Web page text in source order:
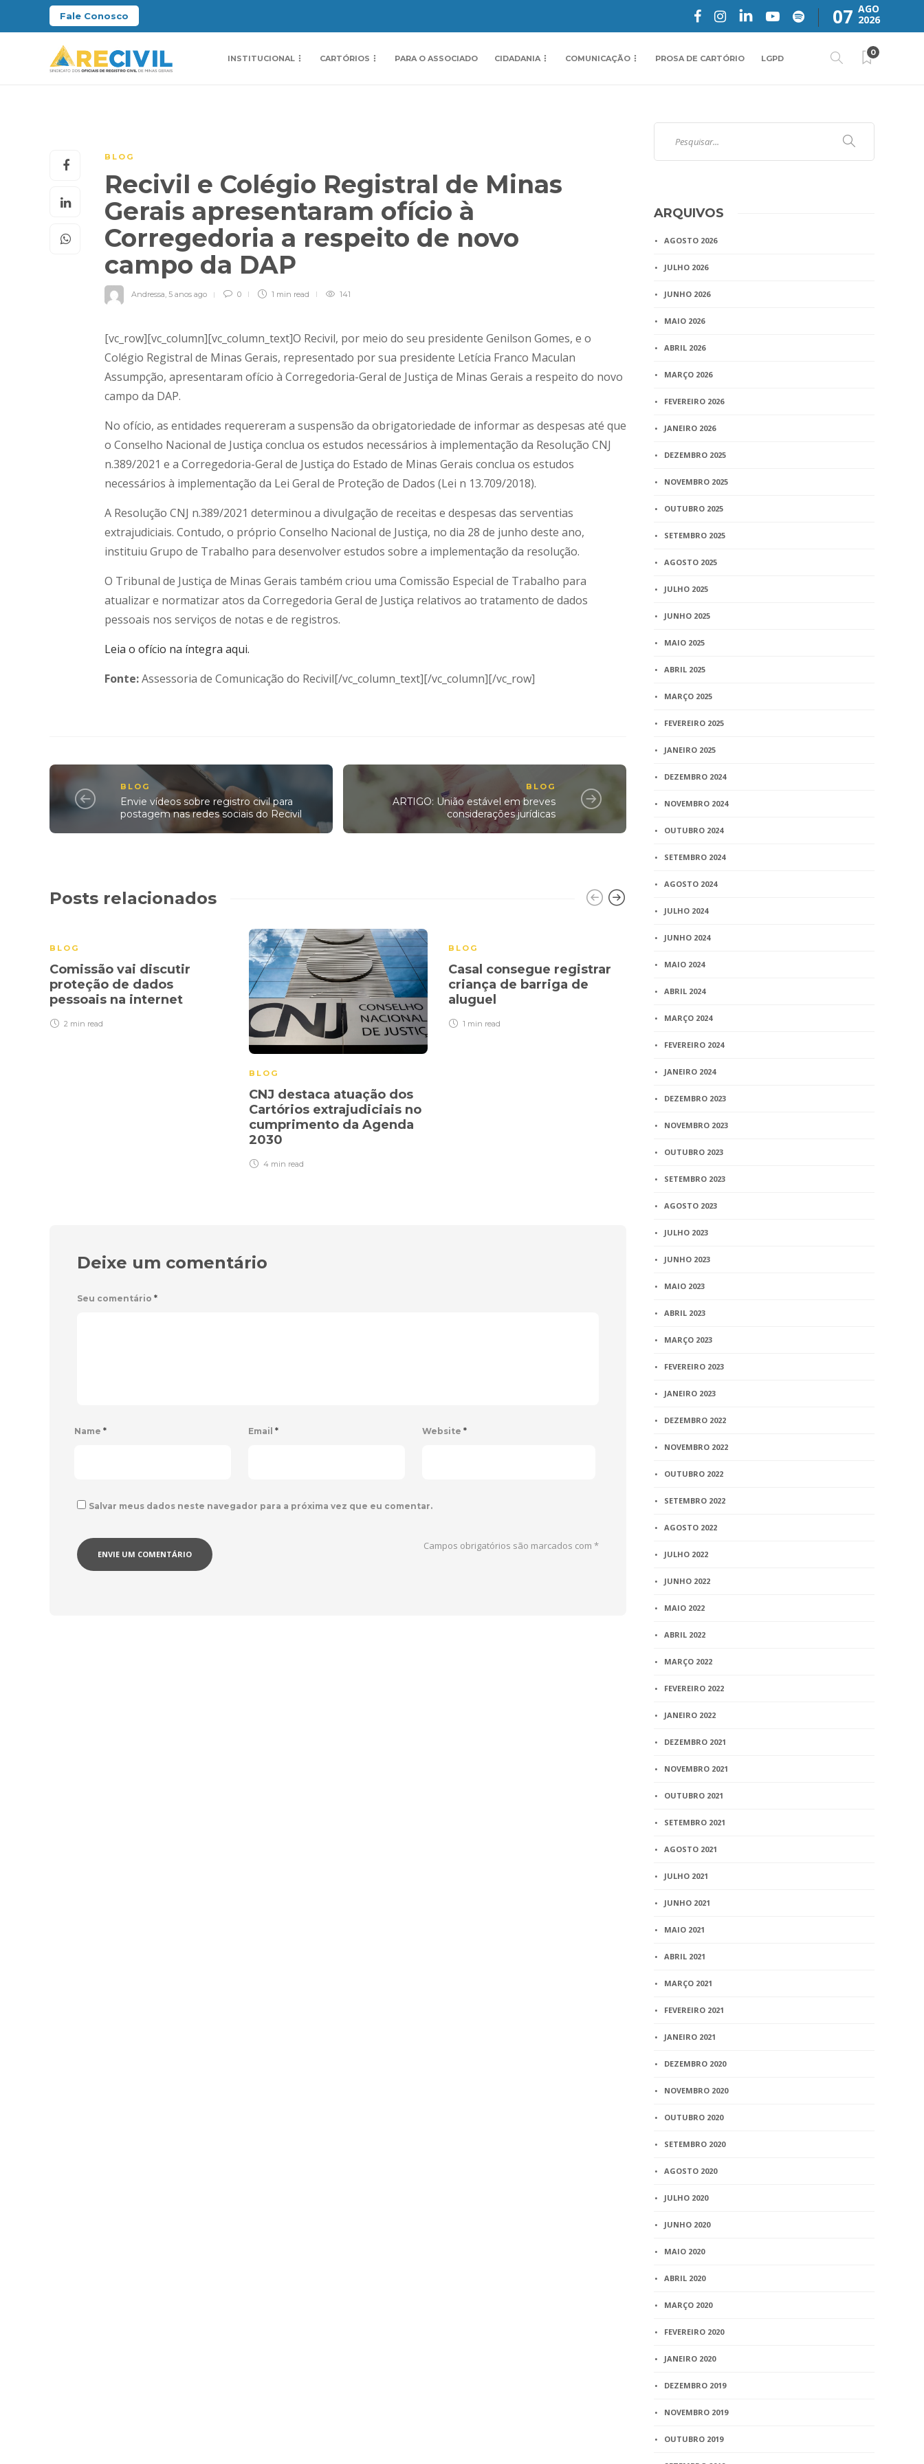
Fale Conosco 07 AGO
2026
INSTITUCIONAL CARTÓRIOS PARA O ASSOCIADO CIDADANIA COMUNICAÇÃO PROSA DE CARTÓRIO LGPD
0
BLOG
Recivil e Colégio Registral de Minas
Gerais apresentaram ofício à
Corregedoria a respeito de novo
campo da DAP
Andressa, 5 anos ago 0 1 min read 141
[vc_row][vc_column][vc_column_text]O Recivil, por meio do seu presidente Genilson Gomes, e o
Colégio Registral de Minas Gerais, representado por sua presidente Letícia Franco Maculan
Assumpção, apresentaram ofício à Corregedoria-Geral de Justiça de Minas Gerais a respeito do novo
campo da DAP.
No ofício, as entidades requereram a suspensão da obrigatoriedade de informar as despesas até que
o Conselho Nacional de Justiça conclua os estudos necessários à implementação da Resolução CNJ
n.389/2021 e a Corregedoria-Geral de Justiça do Estado de Minas Gerais conclua os estudos
necessários à implementação da Lei Geral de Proteção de Dados (Lei n 13.709/2018).
A Resolução CNJ n.389/2021 determinou a divulgação de receitas e despesas das serventias
extrajudiciais. Contudo, o próprio Conselho Nacional de Justiça, no dia 28 de junho deste ano,
instituiu Grupo de Trabalho para desenvolver estudos sobre a implementação da resolução.
O Tribunal de Justiça de Minas Gerais também criou uma Comissão Especial de Trabalho para
atualizar e normatizar atos da Corregedoria Geral de Justiça relativos ao tratamento de dados
pessoais nos serviços de notas e de registros.
Leia o ofício na íntegra aqui.
Fonte:Assessoria de Comunicação do Recivil[/vc_column_text][/vc_column][/vc_row]
BLOG
Envie vídeos sobre registro civil para
postagem nas redes sociais do Recivil
BLOG
ARTIGO: União estável em breves
considerações jurídicas
Posts relacionados
BLOG
Comissão vai discutir
proteção de dados
pessoais na internet
2 min read
BLOG
CNJ destaca atuação dos
Cartórios extrajudiciais no
cumprimento da Agenda
2030
4 min read
BLOG
Casal consegue registrar
criança de barriga de
aluguel
1 min read
Governo vai aplicar R$ 7,5
registro civil
Deixe um comentário
Seu comentário *
Name * Email * Website *
Salvar meus dados neste navegador para a próxima vez que eu comentar.
Campos obrigatórios são marcados com*
ARQUIVOS
AGOSTO 2026
JULHO 2026
JUNHO 2026
MAIO 2026
ABRIL 2026
MARÇO 2026
FEVEREIRO 2026
JANEIRO 2026
DEZEMBRO 2025
NOVEMBRO 2025
OUTUBRO 2025
SETEMBRO 2025
AGOSTO 2025
JULHO 2025
JUNHO 2025
MAIO 2025
ABRIL 2025
MARÇO 2025
FEVEREIRO 2025
JANEIRO 2025
DEZEMBRO 2024
NOVEMBRO 2024
OUTUBRO 2024
SETEMBRO 2024
AGOSTO 2024
JULHO 2024
JUNHO 2024
MAIO 2024
ABRIL 2024
MARÇO 2024
FEVEREIRO 2024
JANEIRO 2024
DEZEMBRO 2023
NOVEMBRO 2023
OUTUBRO 2023
SETEMBRO 2023
AGOSTO 2023
JULHO 2023
JUNHO 2023
MAIO 2023
ABRIL 2023
MARÇO 2023
FEVEREIRO 2023
JANEIRO 2023
DEZEMBRO 2022
NOVEMBRO 2022
OUTUBRO 2022
SETEMBRO 2022
AGOSTO 2022
JULHO 2022
JUNHO 2022
MAIO 2022
ABRIL 2022
MARÇO 2022
FEVEREIRO 2022
JANEIRO 2022
DEZEMBRO 2021
NOVEMBRO 2021
OUTUBRO 2021
SETEMBRO 2021
AGOSTO 2021
JULHO 2021
JUNHO 2021
MAIO 2021
ABRIL 2021
MARÇO 2021
FEVEREIRO 2021
JANEIRO 2021
DEZEMBRO 2020
NOVEMBRO 2020
OUTUBRO 2020
SETEMBRO 2020
AGOSTO 2020
JULHO 2020
JUNHO 2020
MAIO 2020
ABRIL 2020
MARÇO 2020
FEVEREIRO 2020
JANEIRO 2020
DEZEMBRO 2019
NOVEMBRO 2019
OUTUBRO 2019